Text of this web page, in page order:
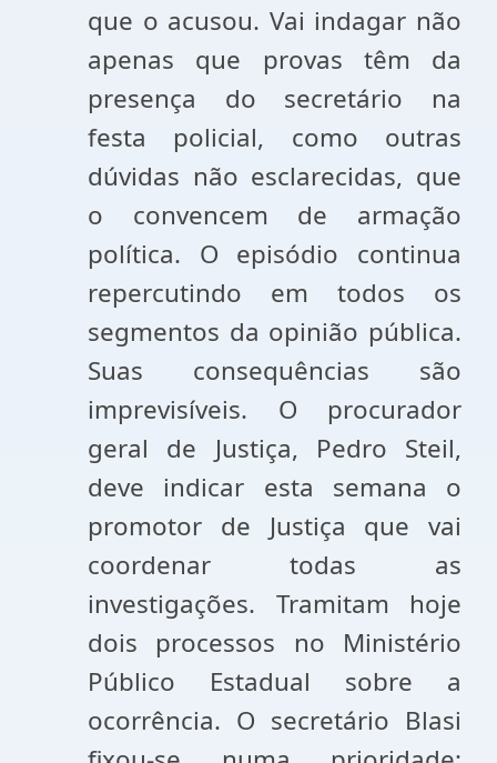
que o acusou. Vai indagar não
apenas que provas têm da
presença do secretário na
festa policial, como outras
dúvidas não esclarecidas, que
o convencem de armação
política. O episódio continua
repercutindo em todos os
segmentos da opinião pública.
Suas consequências são
imprevisíveis. O procurador
geral de Justiça, Pedro Steil,
deve indicar esta semana o
promotor de Justiça que vai
coordenar todas as
investigações. Tramitam hoje
dois processos no Ministério
Público Estadual sobre a
ocorrência. O secretário Blasi